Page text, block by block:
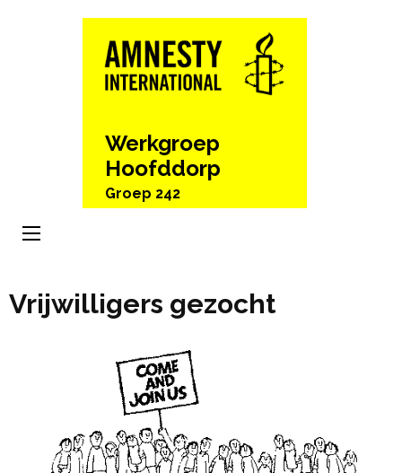
Werkgroep
Hoofddorp
Groep 242
Vrijwilligers gezocht